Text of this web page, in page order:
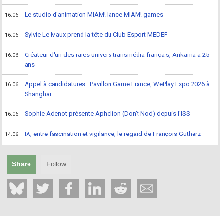
16.06 Le studio d'animation MIAM! lance MIAM! games
16.06 Sylvie Le Maux prend la tête du Club Esport MEDEF
16.06
Créateur d'un des rares univers transmédia français, Ankama a 25
ans
16.06
Appel à candidatures : Pavillon Game France, WePlay Expo 2026 à
Shanghai
16.06 Sophie Adenot présente Aphelion (Don't Nod) depuis l'ISS
14.06 IA, entre fascination et vigilance, le regard de François Gutherz
Share Follow